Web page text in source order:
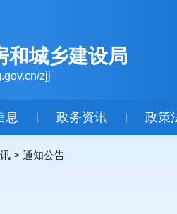
和城乡建设局
zjj
息 | 政务资讯 | 政策
> 通知公告